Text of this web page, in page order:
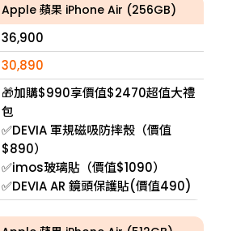
Apple 蘋果 iPhone Air (256GB)
36,900
30,890
🎁加購$990享價值$2470超值大禮
包
✅DEVIA 軍規磁吸防摔殼（價值
$890）
✅imos玻璃貼（價值$1090）
✅DEVIA AR 鏡頭保護貼(價值490)